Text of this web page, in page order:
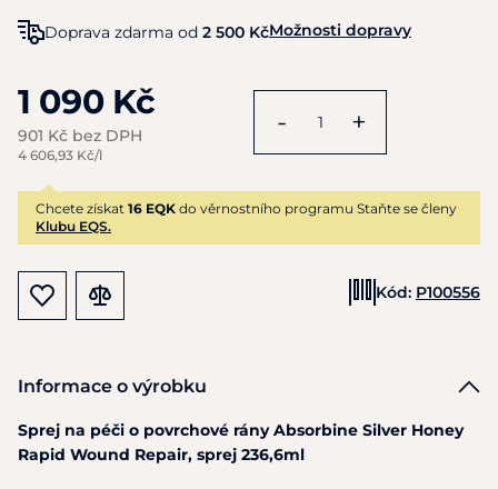
Doprava zdarma od 2 500 KčMožnosti dopravy
1 090 Kč
901 Kč bez DPH
4 606,93 Kč/l
- +
Chcete získat 16 EQK do věrnostního programu Staňte se členy
Klubu EQS.
Kód: P100556
Informace o výrobku
Sprej na péči o povrchové rány Absorbine Silver Honey
Rapid Wound Repair, sprej 236,6ml